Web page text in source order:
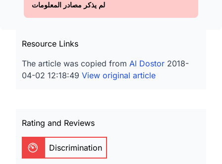
لم يذكر مصادر المعلومات
Resource Links
The article was copied from Al Dostor 2018-
04-02 12:18:49 View original article
Rating and Reviews
Discrimination